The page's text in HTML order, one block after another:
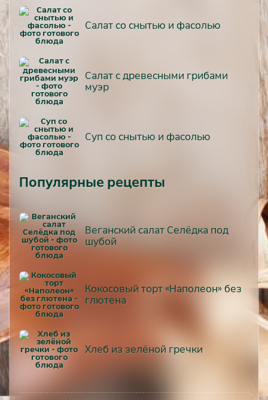
Салат со снытью и фасолью
Салат с древесными грибами
муэр
Суп со снытью и фасолью
Популярные рецепты
Веганский салат Селёдка под
шубой
Кокосовый торт «Наполеон» без
глютена
Хлеб из зелёной гречки